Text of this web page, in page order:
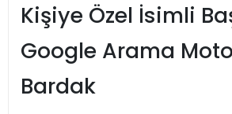
Kişiye Özel İsimli
Google Arama
Bardak